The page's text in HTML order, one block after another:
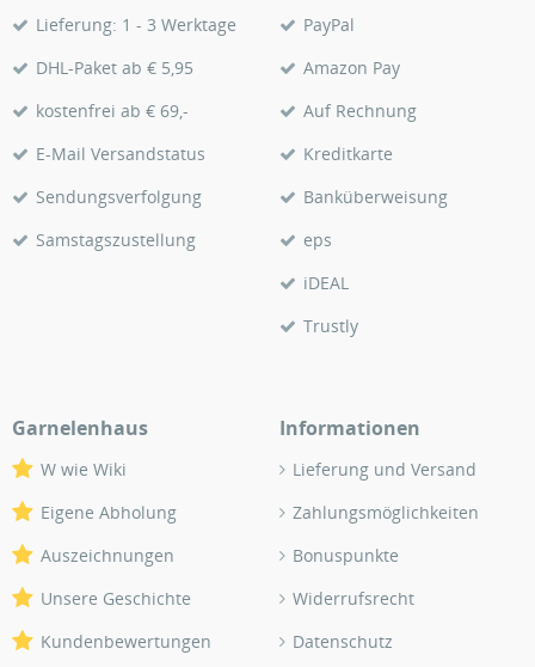
Lieferung: 1 - 3 Werktage
DHL-Paket ab € 5,95
kostenfrei ab € 69,-
E-Mail Versandstatus
Sendungsverfolgung
Samstagszustellung
PayPal
Amazon Pay
Auf Rechnung
Kreditkarte
Banküberweisung
eps
iDEAL
Trustly
Garnelenhaus
W wie Wiki
Eigene Abholung
Auszeichnungen
Unsere Geschichte
Kundenbewertungen
Informationen
Lieferung und Versand
Zahlungsmöglichkeiten
Bonuspunkte
Widerrufsrecht
Datenschutz